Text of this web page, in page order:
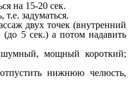
на 15-20 сек.
т.е. задуматься.
двух точек (внутренний
(до 5 сек.) а потом надавить
шумный, мощный короткий;
нижнюю челюсть,